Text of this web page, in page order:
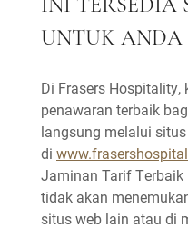
INI TERSEDIA
UNTUK ANDA
Di Frasers
penawaran terbaik
langsung melalui
di
Jaminan Tarif
tidak akan
situs web lain atau di